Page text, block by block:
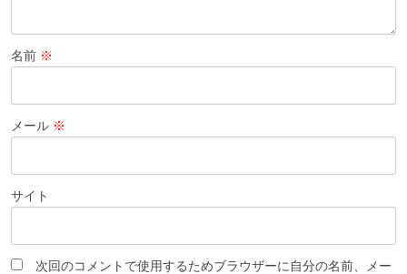
名前 ※
メール ※
サイト
次回のコメントで使用するためブラウザーに自分の名前、メー